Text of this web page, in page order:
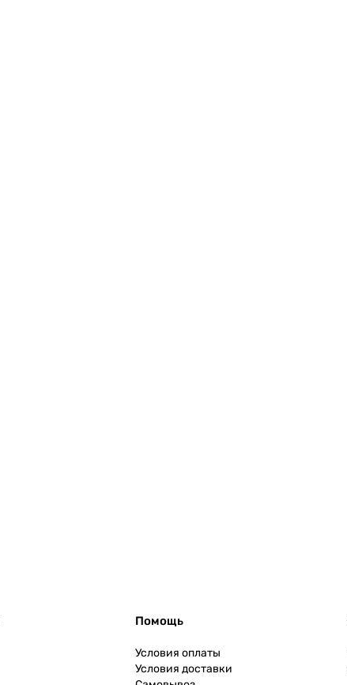
Помощь
Условия оплаты
Условия доставки